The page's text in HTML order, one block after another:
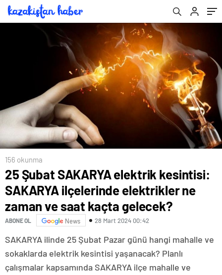
saat kaçta gelecek?
156 okunma
25 Şubat SAKARYA elektrik kesintisi:
SAKARYA ilçelerinde elektrikler ne
zaman ve saat kaçta gelecek?
ABONE OL News 28 Mart 2024 00:42
SAKARYA ilinde 25 Şubat Pazar günü hangi mahalle ve
sokaklarda elektrik kesintisi yaşanacak? Planlı
çalışmalar kapsamında SAKARYA ilçe mahalle ve
kaçta gelecek?